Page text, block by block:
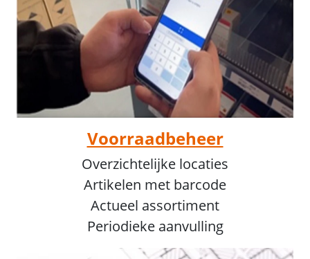
Voorraadbeheer
Overzichtelijke locaties
Artikelen met barcode
Actueel assortiment
Periodieke aanvulling